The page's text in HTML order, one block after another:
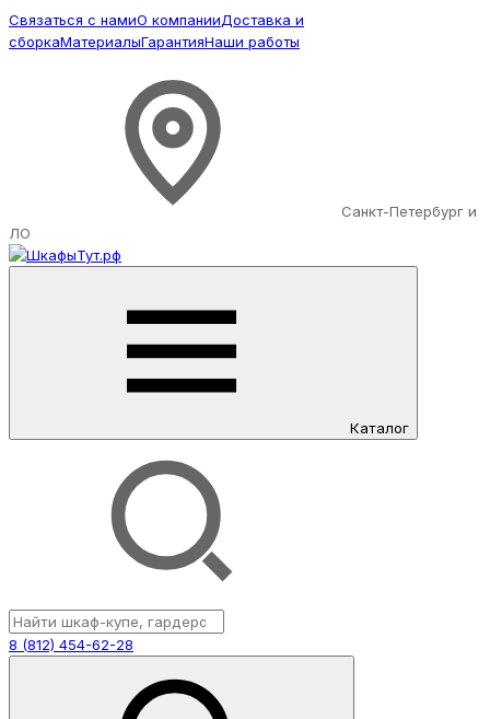
Связаться с намиО компанииДоставка и
сборкаМатериалыГарантияНаши работы
Санкт-Петербург и
ЛО
Каталог
8 (812) 454-62-28